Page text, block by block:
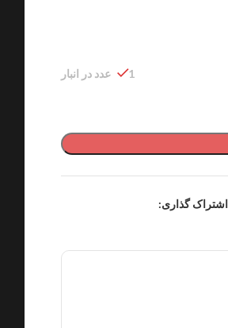
1 عدد در انبار
اشتراک گذاری: